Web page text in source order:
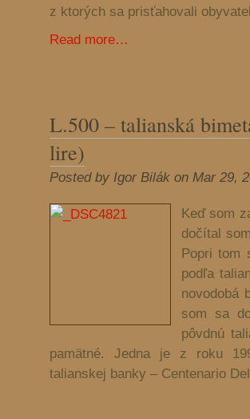
z ktorých sa prisťahovali
Read more…
L.500 – talianská
lire)
Posted by Igor Bilák on Mar 29,
Keď som
dočítal
Popri tom
podľa
novodobá
som sa
pôvdnú
pamätné. Jedna je z roku
talianskej banky – Centenario